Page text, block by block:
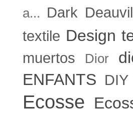
a... Dark
textile Design
muertos Dior
ENFANTS
Ecosse